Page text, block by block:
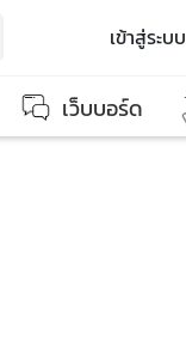
เข้าสู่ระบบ
เว็บบอร์ด